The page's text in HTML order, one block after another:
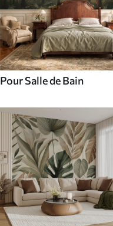
Pour Salle de Bain